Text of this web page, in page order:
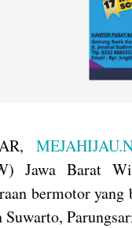
Jawa Barat
bermotor